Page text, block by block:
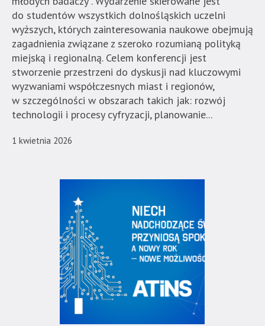
do studentów wszystkich dolnośląskich uczelni
wyższych, których zainteresowania naukowe obejmują
zagadnienia związane z szeroko rozumianą polityką
miejską i regionalną. Celem konferencji jest
stworzenie przestrzeni do dyskusji nad kluczowymi
wyzwaniami współczesnych miast i regionów,
w szczególności w obszarach takich jak: rozwój
technologii i procesy cyfryzacji, planowanie...
1 kwietnia 2026